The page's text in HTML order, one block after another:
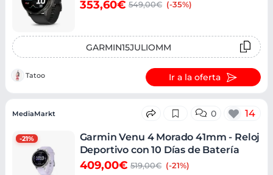
353,60€ 549,00€ (-35%)
GARMIN15JULIOMM
Tatoo Ir a la oferta
-21%
MediaMarkt 0 14
Garmin Venu 4 Morado 41mm - Reloj
Deportivo con 10 Días de Batería
409,00€ 519,00€ (-21%)